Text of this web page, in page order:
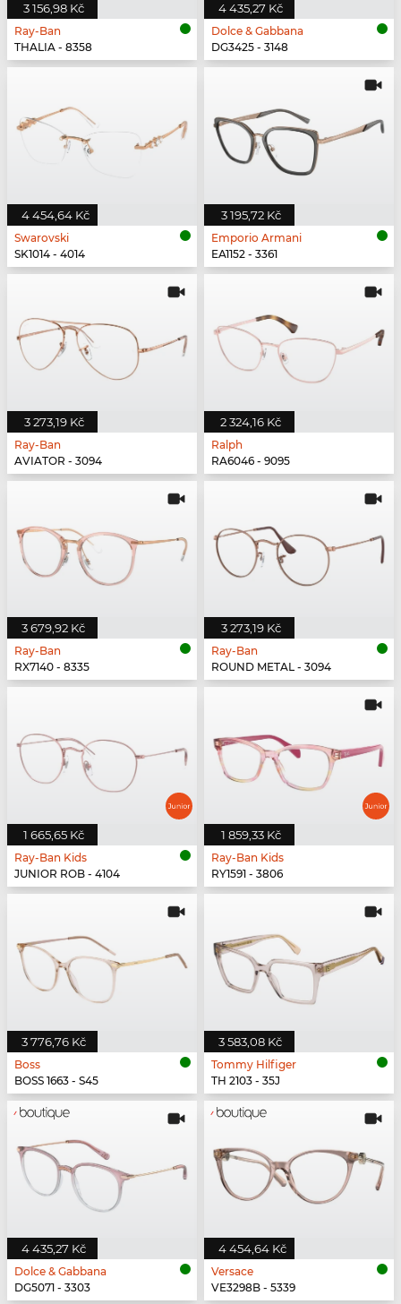
3 156,98 Kč
Ray-Ban
THALIA - 8358
4 435,27 Kč
Dolce & Gabbana
DG3425 - 3148
4 454,64 Kč
Swarovski
SK1014 - 4014
3 195,72 Kč
Emporio Armani
EA1152 - 3361
3 273,19 Kč
Ray-Ban
AVIATOR - 3094
2 324,16 Kč
Ralph
RA6046 - 9095
3 679,92 Kč
Ray-Ban
RX7140 - 8335
3 273,19 Kč
Ray-Ban
ROUND METAL - 3094
1 665,65 Kč
Ray-Ban Kids
JUNIOR ROB - 4104
1 859,33 Kč
Ray-Ban Kids
RY1591 - 3806
3 776,76 Kč
Boss
BOSS 1663 - S45
3 583,08 Kč
Tommy Hilfiger
TH 2103 - 35J
4 435,27 Kč
Dolce & Gabbana
DG5071 - 3303
4 454,64 Kč
Versace
VE3298B - 5339